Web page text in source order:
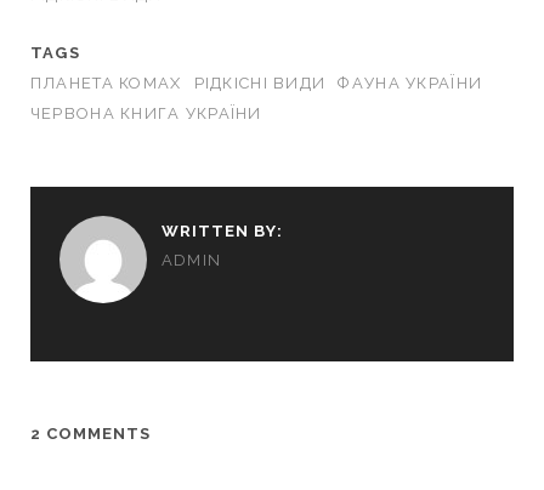
TAGS
ПЛАНЕТА КОМАХ
РІДКІСНІ ВИДИ
ФАУНА УКРАЇНИ
ЧЕРВОНА КНИГА УКРАЇНИ
WRITTEN BY:
ADMIN
2 COMMENTS